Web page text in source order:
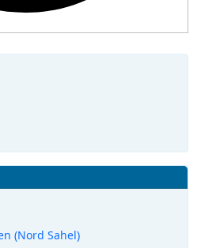
(Nord Sahel)